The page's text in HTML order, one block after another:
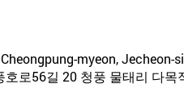
myeon, Jecheon-
로56길 20 청풍 물태리 다목